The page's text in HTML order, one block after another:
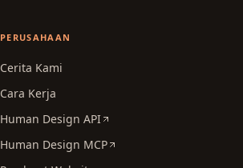
PERUSAHAAN
Cerita Kami
Cara Kerja
Human Design API
Human Design MCP